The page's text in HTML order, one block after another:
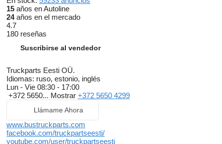
15 años en Autoline
24años en el mercado
4.7
180 reseñas
Suscribirse al vendedor
Truckparts Eesti OÜ.
Idiomas: ruso, estonio, inglés
Lun - Vie 08:30 - 17:00
+372 5650... Mostrar +372 5650 4299
Llámame Ahora
www.bustruckparts.com
facebook.com/truckpartseesti/
youtube.com/user/truckpartseesti